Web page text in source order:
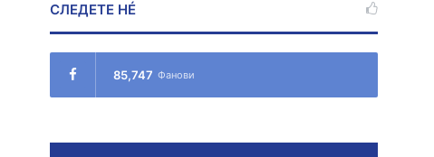
СЛЕДЕТЕ НÉ
85,747 Фанови